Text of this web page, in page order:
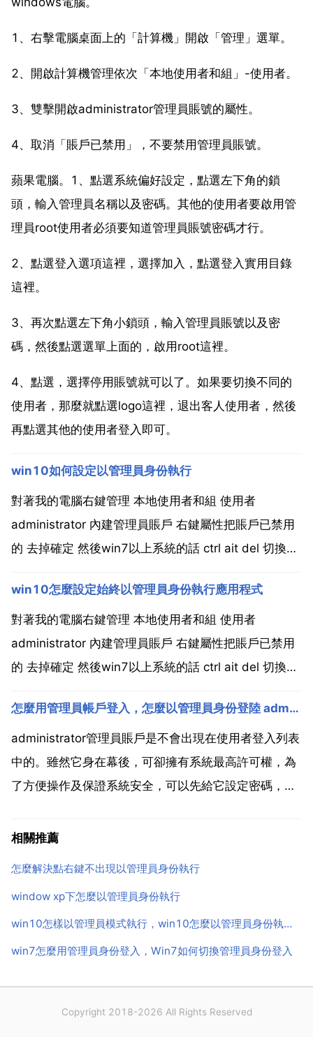
1、右擊電腦桌面上的「計算機」開啟「管理」選單。
2、開啟計算機管理依次「本地使用者和組」-使用者。
3、雙擊開啟administrator管理員賬號的屬性。
4、取消「賬戶已禁用」，不要禁用管理員賬號。
蘋果電腦。1、點選系統偏好設定，點選左下角的鎖
頭，輸入管理員名稱以及密碼。其他的使用者要啟用管
理員root使用者必須要知道管理員賬號密碼才行。
2、點選登入選項這裡，選擇加入，點選登入實用目錄
這裡。
3、再次點選左下角小鎖頭，輸入管理員賬號以及密
碼，然後點選選單上面的，啟用root這裡。
4、點選，選擇停用賬號就可以了。如果要切換不同的
使用者，那麼就點選logo這裡，退出客人使用者，然後
再點選其他的使用者登入即可。
win10如何設定以管理員身份執行
對著我的電腦右鍵管理 本地使用者和組 使用者
administrator 內建管理員賬戶 右鍵屬性把賬戶已禁用
的 去掉確定 然後win7以上系統的話 ctrl ait del 切換賬
和組 使用者找到最下面的那個 你原本的賬戶 右鍵屬...
win10怎麼設定始終以管理員身份執行應用程式
對著我的電腦右鍵管理 本地使用者和組 使用者
administrator 內建管理員賬戶 右鍵屬性把賬戶已禁用
的 去掉確定 然後win7以上系統的話 ctrl ait del 切換賬
和組 使用者找到最下面的那個 你原本的賬戶 右鍵屬...怎麼用管理員帳戶登入，怎麼以管理員身份登陸 administrator 進入系統？？？
administrator管理員賬戶是不會出現在使用者登入列表
中的。雖然它身在幕後，可卻擁有系統最高許可權，為
了方便操作及保證系統安全，可以先給它設定密碼，然
法。1.使用 傳統登入提示 登入 啟動系統到歡迎螢幕
相關推薦
怎麼解決點右鍵不出現以管理員身份執行
window xp下怎麼以管理員身份執行
win10怎樣以管理員模式執行，win10怎麼以管理員身份執行軟體？
win7怎麼用管理員身份登入，Win7如何切換管理員身份登入
Copyright 2018-2026 All Rights Reserved